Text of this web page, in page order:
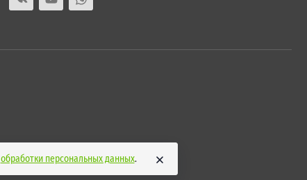
обработки персональных данных.